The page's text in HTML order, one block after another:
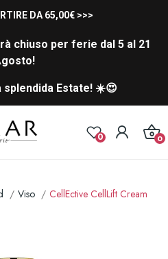
DA 65,00€ >>>
chiuso per ferie dal 5 al 21
splendida Estate! ☀️😍
0 0
Viso
CellEctive CellLift Cream